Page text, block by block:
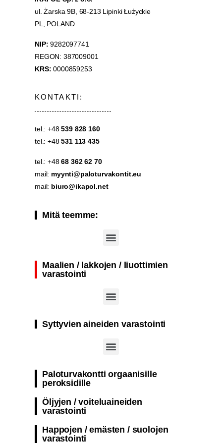
ul. Żarska 9B, 68-213 Lipinki Łużyckie
PL, POLAND
NIP: 9282097741
REGON: 387009001
KRS: 0000859253
KONTAKTI:
tel.: +48539 828 160
tel.: +48531 113 435
tel.: +4868 362 62 70
mail: myynti@paloturvakontit.eu
mail: biuro@ikapol.net
Mitä teemme:
Maalien / lakkojen / liuottimien
varastointi
Syttyvien aineiden varastointi
Paloturvakontti orgaanisille
peroksidille
Öljyjen / voiteluaineiden
varastointi
Happojen / emästen / suolojen
varastointi